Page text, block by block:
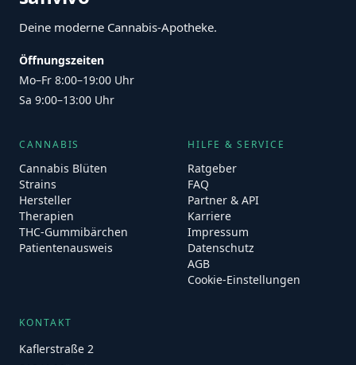
Deine moderne Cannabis-Apotheke.
Öffnungszeiten
Mo–Fr 8:00–19:00 Uhr
Sa 9:00–13:00 Uhr
CANNABIS
Cannabis Blüten
Strains
Hersteller
Therapien
THC-Gummibärchen
Patientenausweis
HILFE & SERVICE
Ratgeber
FAQ
Partner & API
Karriere
Impressum
Datenschutz
AGB
Cookie-Einstellungen
KONTAKT
Kaflerstraße 2